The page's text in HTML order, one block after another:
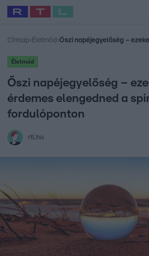
Legfrissebb RTL Híradó
Babits Marcella Most
Címlap› Életmód ›
Életmód
Őszi napéjegyelőség –
érdemes elengedned a
fordulóponton
rtl.hu